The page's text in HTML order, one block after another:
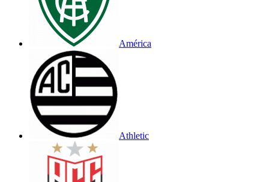
América
Athletic